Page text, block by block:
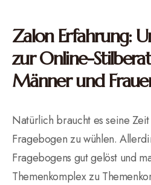
Zalon Erfahrung:
zur Online-
Männer und
Natürlich braucht es seine
Fragebogen zu wühlen.
Fragebogens gut gelöst und
Themenkomplex zu